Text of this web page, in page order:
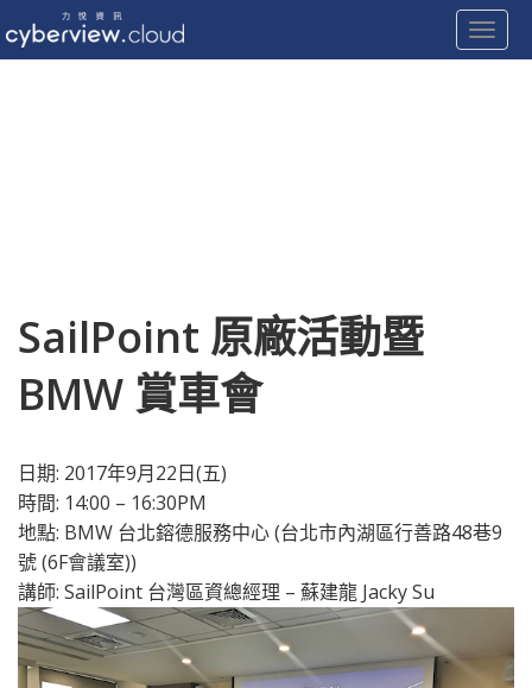
SailPoint 原廠活動暨
BMW 賞車會
日期: 2017年9月22日(五)
時間: 14:00 – 16:30PM
地點: BMW 台北鎔德服務中心 (台北市內湖區行善路48巷9
號 (6F會議室))
講師: SailPoint 台灣區資總經理 – 蘇建龍 Jacky Su